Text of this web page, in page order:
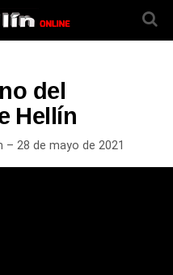
del
Hellín
– 28 de mayo de 2021